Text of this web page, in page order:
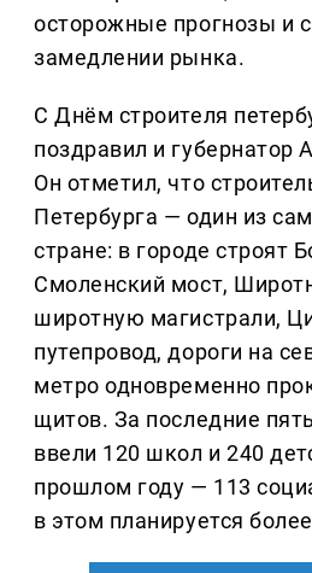
осторожные прогнозы и
замедлении рынка.
С Днём строителя
поздравил и губернатор
Он отметил, что
Петербурга — один из
стране: в городе строят
Смоленский мост,
широтную магистрали,
путепровод, дороги на
метро одновременно
щитов. За последние
ввели 120 школ и 240
прошлом году — 113
в этом планируется